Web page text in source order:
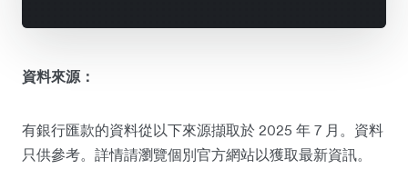
資料來源：
有銀行匯款的資料從以下來源擷取於 2025 年 7 月。資料
只供參考。詳情請瀏覽個別官方網站以獲取最新資訊。